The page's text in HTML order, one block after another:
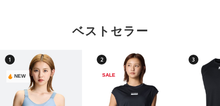
ベストセラー
1
NEW
2
SALE
3